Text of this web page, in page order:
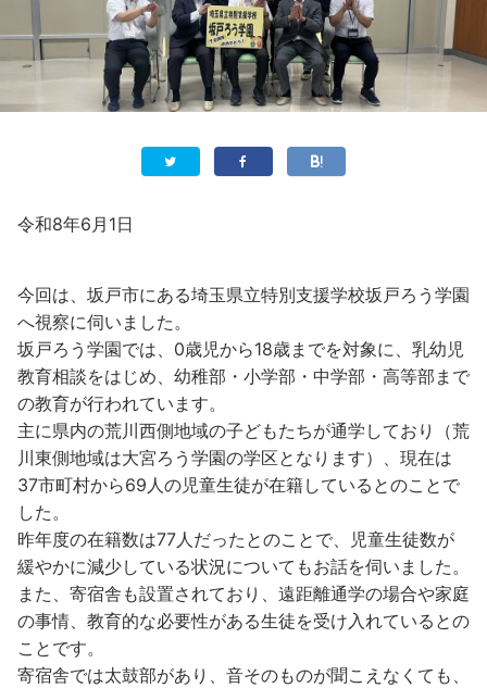
令和8年6月1日
今回は、坂戸市にある埼玉県立特別支援学校坂戸ろう学園
へ視察に伺いました。
坂戸ろう学園では、0歳児から18歳までを対象に、乳幼児
教育相談をはじめ、幼稚部・小学部・中学部・高等部まで
の教育が行われています。
主に県内の荒川西側地域の子どもたちが通学しており（荒
川東側地域は大宮ろう学園の学区となります）、現在は
37市町村から69人の児童生徒が在籍しているとのことで
した。
昨年度の在籍数は77人だったとのことで、児童生徒数が
緩やかに減少している状況についてもお話を伺いました。
また、寄宿舎も設置されており、遠距離通学の場合や家庭
の事情、教育的な必要性がある生徒を受け入れているとの
ことです。
寄宿舎では太鼓部があり、音そのものが聞こえなくても、